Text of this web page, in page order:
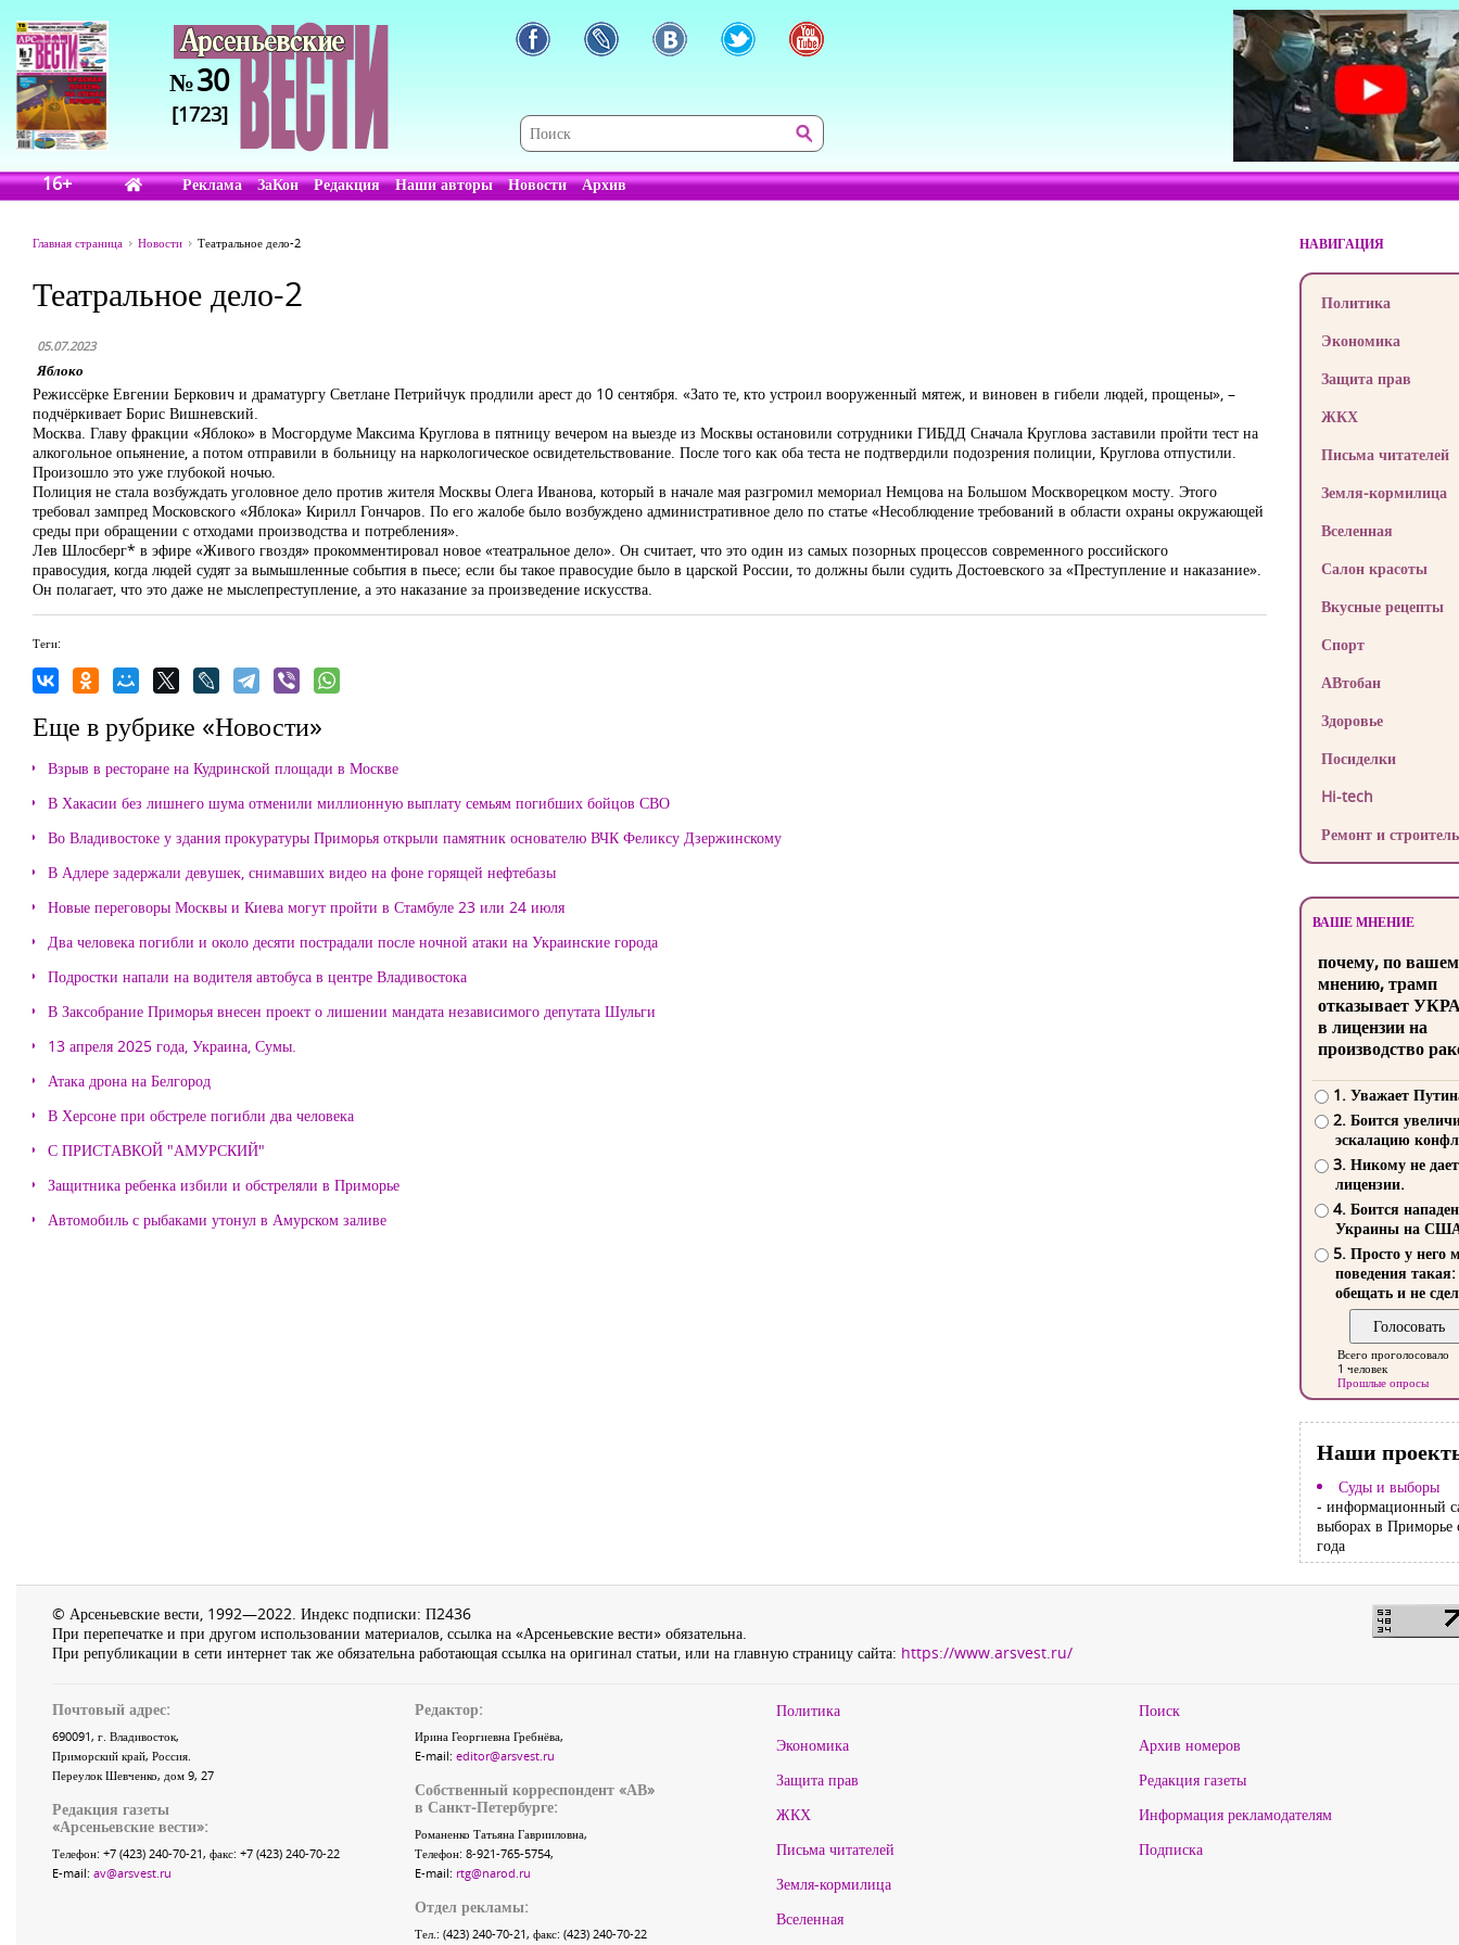
№30
[1723]
16+ Реклама ЗаКон Редакция Наши авторы Новости Архив
Главная страница Новости Театральное дело-2
Театральное дело-2
05.07.2023
Яблоко
Режиссёрке Евгении Беркович и драматургу Светлане Петрийчук продлили арест до 10 сентября. «Зато те, кто устроил вооруженный мятеж, и виновен в гибели людей, прощены», –
подчёркивает Борис Вишневский.
Москва. Главу фракции «Яблоко» в Мосгордуме Максима Круглова в пятницу вечером на выезде из Москвы остановили сотрудники ГИБДД Сначала Круглова заставили пройти тест на
алкогольное опьянение, а потом отправили в больницу на наркологическое освидетельствование. После того как оба теста не подтвердили подозрения полиции, Круглова отпустили.
Произошло это уже глубокой ночью.
Полиция не стала возбуждать уголовное дело против жителя Москвы Олега Иванова, который в начале мая разгромил мемориал Немцова на Большом Москворецком мосту. Этого
требовал зампред Московского «Яблока» Кирилл Гончаров. По его жалобе было возбуждено административное дело по статье «Несоблюдение требований в области охраны окружающей
среды при обращении с отходами производства и потребления».
Лев Шлосберг* в эфире «Живого гвоздя» прокомментировал новое «театральное дело». Он считает, что это один из самых позорных процессов современного российского
правосудия, когда людей судят за вымышленные события в пьесе; если бы такое правосудие было в царской России, то должны были судить Достоевского за «Преступление и наказание».
Он полагает, что это даже не мыслепреступление, а это наказание за произведение искусства.
Теги:
Еще в рубрике «Новости»
Взрыв в ресторане на Кудринской площади в Москве
В Хакасии без лишнего шума отменили миллионную выплату семьям погибших бойцов СВО
Во Владивостоке у здания прокуратуры Приморья открыли памятник основателю ВЧК Феликсу Дзержинскому
В Адлере задержали девушек, снимавших видео на фоне горящей нефтебазы
Новые переговоры Москвы и Киева могут пройти в Стамбуле 23 или 24 июля
Два человека погибли и около десяти пострадали после ночной атаки на Украинские города
Подростки напали на водителя автобуса в центре Владивостока
В Заксобрание Приморья внесен проект о лишении мандата независимого депутата Шульги
13 апреля 2025 года, Украина, Сумы.
Атака дрона на Белгород
В Херсоне при обстреле погибли два человека
С ПРИСТАВКОЙ "АМУРСКИЙ"
Защитника ребенка избили и обстреляли в Приморье
Автомобиль с рыбаками утонул в Амурском заливе
НАВИГАЦИЯ
Политика
Экономика
Защита прав
ЖКХ
Письма читателей
Земля-кормилица
Вселенная
Салон красоты
Вкусные рецепты
Спорт
АВтобан
Здоровье
Посиделки
Hi-tech
Ремонт и
ВАШЕ МНЕНИЕ
почему, по
мнению, трамп
отказывает
в лицензии на
производство
1. Уважает
2. Боится
эскалацию
3. Никому не
лицензии.
4. Боится
Украины на
5. Просто у него
поведения такая:
обещать и не
Всего проголосовало
1 человек
Прошлые опросы
Наши
Суды и выборы
- информационный
выборах в Приморье
года
© Арсеньевские вести, 1992—2022. Индекс подписки: П2436
При перепечатке и при другом использовании материалов, ссылка на «Арсеньевские вести» обязательна.
При републикации в сети интернет так же обязательна работающая ссылка на оригинал статьи, или на главную страницу сайта: https://www.arsvest.ru/
Почтовый адрес:
690091, г. Владивосток,
Приморский край, Россия.
Переулок Шевченко, дом 9, 27
Редакция газеты
«Арсеньевские вести»:
Телефон: +7 (423) 240-70-21, факс: +7 (423) 240-70-22
E-mail: av@arsvest.ru
Редактор:
Ирина Георгиевна Гребнёва,
E-mail: editor@arsvest.ru
Собственный корреспондент «АВ»
в Санкт-Петербурге:
Романенко Татьяна Гаврииловна,
Телефон: 8-921-765-5754,
E-mail: rtg@narod.ru
Отдел рекламы:
Тел.: (423) 240-70-21, факс: (423) 240-70-22
Политика
Экономика
Защита прав
ЖКХ
Письма читателей
Земля-кормилица
Вселенная
Поиск
Архив номеров
Редакция газеты
Информация рекламодателям
Подписка